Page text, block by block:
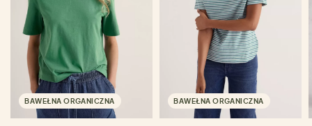
BAWEŁNA ORGANICZNA BAWEŁNA ORGANICZNA